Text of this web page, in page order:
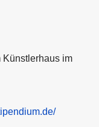
Künstlerhaus im